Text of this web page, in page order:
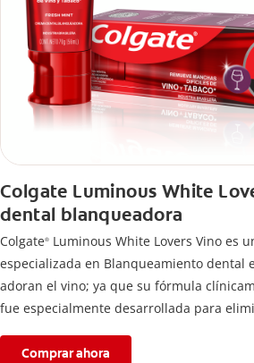
Colgate Luminous White
dental blanqueadora
Colgate® Luminous White Lovers Vino es
especializada en Blanqueamiento dental
adoran el vino; ya que su fórmula
fue especialmente desarrollada para
proporcionando dientes más blancos sin
Comprar ahora